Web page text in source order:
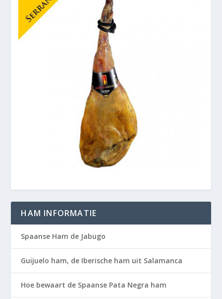
HAM INFORMATIE
Spaanse Ham de Jabugo
Guijuelo ham, de Iberische ham uit Salamanca
Hoe bewaart de Spaanse Pata Negra ham